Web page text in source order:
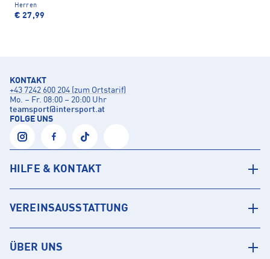
Herren
€ 27,99
KONTAKT
+43 7242 600 204 (zum Ortstarif)
Mo. – Fr. 08:00 – 20:00 Uhr
teamsport@intersport.at
FOLGE UNS
HILFE & KONTAKT
VEREINSAUSSTATTUNG
ÜBER UNS